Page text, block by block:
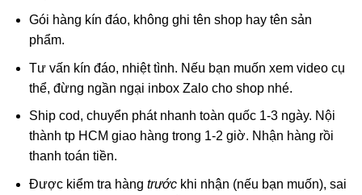
Gói hàng kín đáo, không ghi tên shop hay tên sản
phẩm.
Tư vấn kín đáo, nhiệt tình. Nếu bạn muốn xem video cụ
thể, đừng ngần ngại inbox Zalo cho shop nhé.
Ship cod, chuyển phát nhanh toàn quốc 1-3 ngày. Nội
thành tp HCM giao hàng trong 1-2 giờ. Nhận hàng rồi
thanh toán tiền.
Được kiểm tra hàng trước khi nhận (nếu bạn muốn), sai